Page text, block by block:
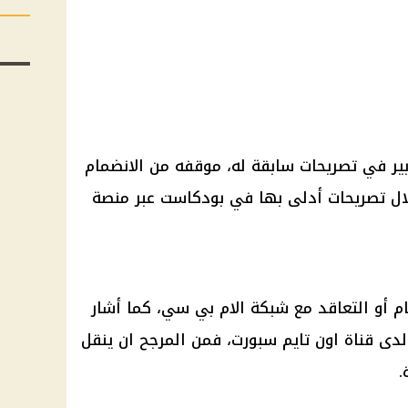
في تصريحات سابقة له، موقفه من الانضمام
تصريحات أدلى بها في بودكاست عبر منصة
أو التعاقد مع شبكة الام بي سي، كما أشار
قناة اون تايم سبورت، فمن المرجح ان ينقل